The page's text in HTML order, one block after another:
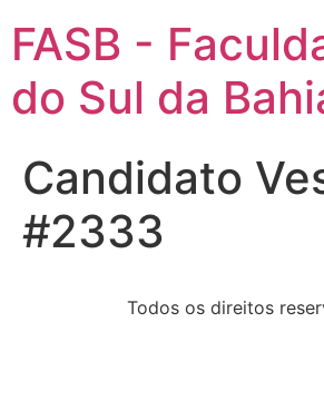
FASB -
do Sul da
Candidato
#2333
Todos os direitos